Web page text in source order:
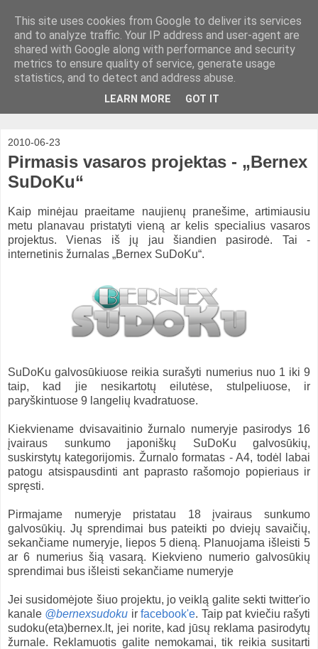
2010-06-23
Pirmasis vasaros projektas - „Bernex
SuDoKu“
Kaip minėjau praeitame naujienų pranešime, artimiausiu
metu planavau pristatyti vieną ar kelis specialius vasaros
projektus. Vienas iš jų jau šiandien pasirodė. Tai -
internetinis žurnalas „Bernex SuDoKu“.
SuDoKu galvosūkiuose reikia surašyti numerius nuo 1 iki 9
taip, kad jie nesikartotų eilutėse, stulpeliuose, ir
paryškintuose 9 langelių kvadratuose.
Kiekviename dvisavaitinio žurnalo numeryje pasirodys 16
įvairaus sunkumo japoniškų SuDoKu galvosūkių,
suskirstytų kategorijomis. Žurnalo formatas - A4, todėl labai
patogu atsispausdinti ant paprasto rašomojo popieriaus ir
spręsti.
Pirmajame numeryje pristatau 18 įvairaus sunkumo
galvosūkių. Jų sprendimai bus pateikti po dviejų savaičių,
sekančiame numeryje, liepos 5 dieną. Planuojama išleisti 5
ar 6 numerius šią vasarą. Kiekvieno numerio galvosūkių
sprendimai bus išleisti sekančiame numeryje
Jei susidomėjote šiuo projektu, jo veiklą galite sekti twitter'io
kanale @bernexsudoku irfacebook'e. Taip pat kviečiu rašyti
sudoku(eta)bernex.lt, jei norite, kad jūsų reklama pasirodytų
žurnale. Reklamuotis galite nemokamai, tik reikia susitarti
This site uses cookies from Google to deliver its services
and to analyze traffic. Your IP address and user-agent are
shared with Google along with performance and security
metrics to ensure quality of service, generate usage
statistics, and to detect and address abuse.
LEARN MORE GOT IT